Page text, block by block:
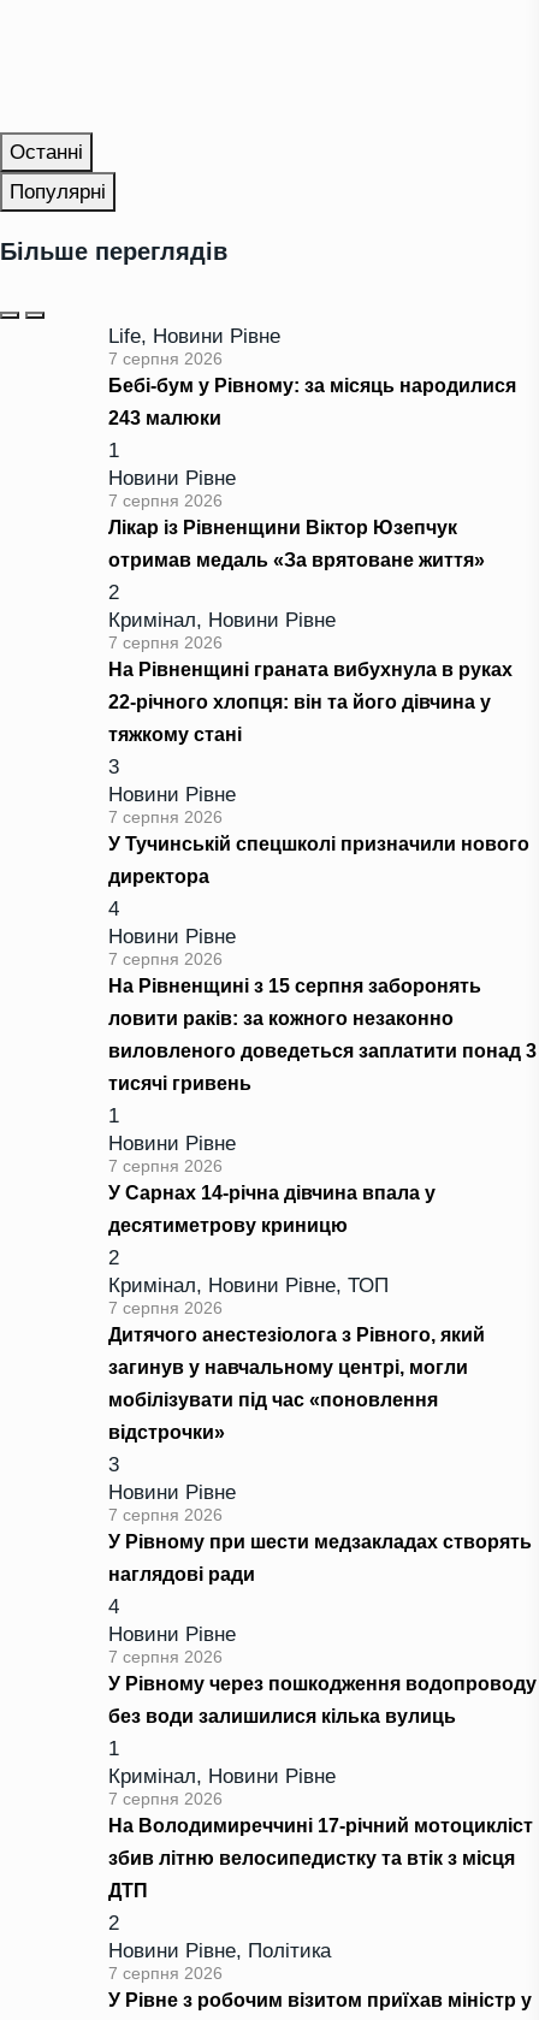
Останні
Популярні
Більше переглядів
Life, Новини Рівне
7 серпня 2026
Бебі-бум у Рівному: за місяць народилися
243 малюки
1
Новини Рівне
7 серпня 2026
Лікар із Рівненщини Віктор Юзепчук
отримав медаль «За врятоване життя»
2
Кримінал, Новини Рівне
7 серпня 2026
На Рівненщині граната вибухнула в руках
22-річного хлопця: він та його дівчина у
тяжкому стані
3
Новини Рівне
7 серпня 2026
У Тучинській спецшколі призначили нового
директора
4
Новини Рівне
7 серпня 2026
На Рівненщині з 15 серпня заборонять
ловити раків: за кожного незаконно
виловленого доведеться заплатити понад 3
тисячі гривень
1
Новини Рівне
7 серпня 2026
У Сарнах 14-річна дівчина впала у
десятиметрову криницю
2
Кримінал, Новини Рівне, ТОП
7 серпня 2026
Дитячого анестезіолога з Рівного, який
загинув у навчальному центрі, могли
мобілізувати під час «поновлення
відстрочки»
3
Новини Рівне
7 серпня 2026
У Рівному при шести медзакладах створять
наглядові ради
4
Новини Рівне
7 серпня 2026
У Рівному через пошкодження водопроводу
без води залишилися кілька вулиць
1
Кримінал, Новини Рівне
7 серпня 2026
На Володимиреччині 17-річний мотоцикліст
збив літню велосипедистку та втік з місця
ДТП
2
Новини Рівне, Політика
7 серпня 2026
У Рівне з робочим візитом приїхав міністр у